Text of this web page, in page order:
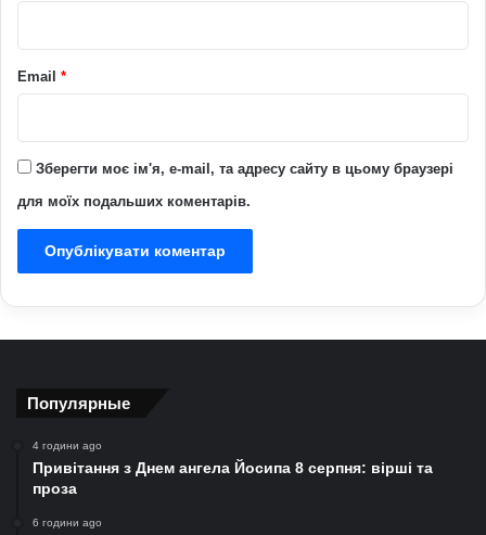
Email *
Зберегти моє ім'я, e-mail, та адресу сайту в цьому браузері
для моїх подальших коментарів.
Популярные
4 години ago
Привітання з Днем ангела Йосипа 8 серпня: вірші та
проза
6 години ago